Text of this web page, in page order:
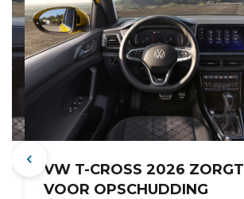
VW T-CROSS 2026 ZORGT
VOOR OPSCHUDDING